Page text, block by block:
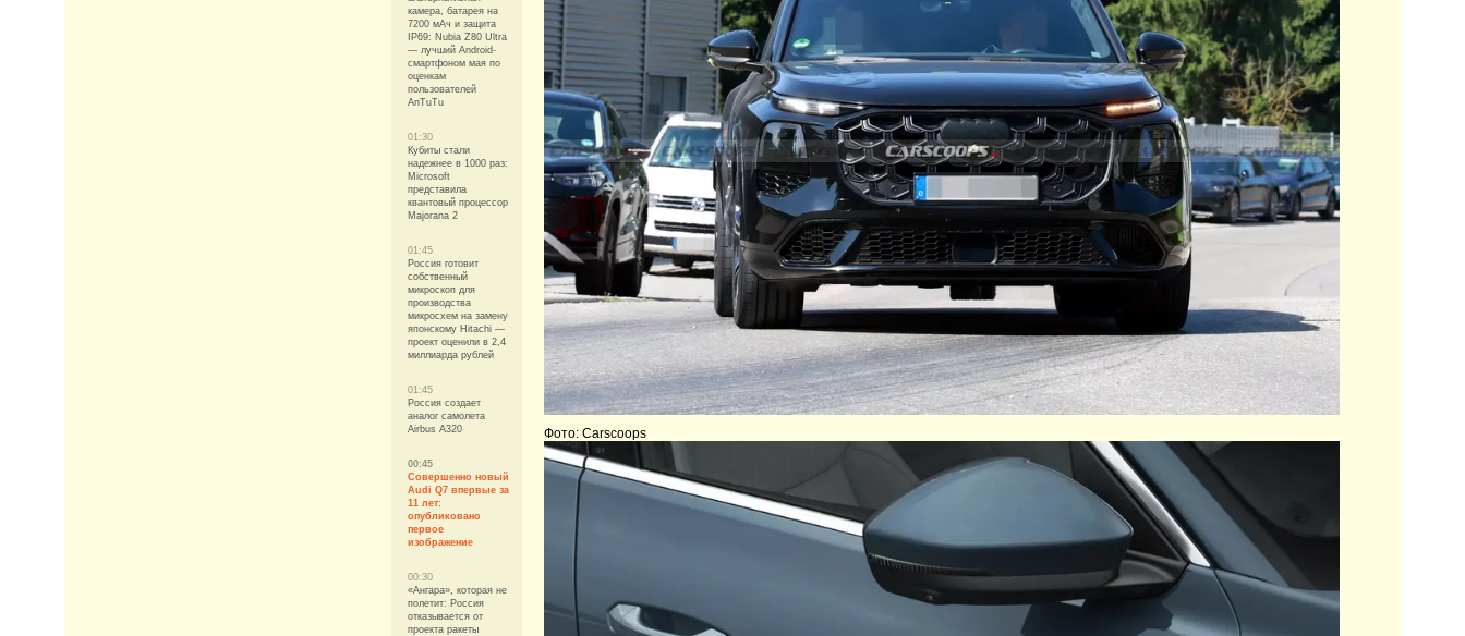
камера, батарея на
7200 мАч и защита
IP69: Nubia Z80 Ultra
— лучший Android-
смартфоном мая по
оценкам
пользователей
AnTuTu
01:30
Кубиты стали
надежнее в 1000 раз:
Microsoft
представила
квантовый процессор
Majorana 2
01:45
Россия готовит
собственный
микроскоп для
производства
микросхем на замену
японскому Hitachi —
проект оценили в 2,4
миллиарда рублей
01:45
Россия создает
аналог самолета
Airbus A320
00:45
Совершенно новый
Audi Q7 впервые за
11 лет:
опубликовано
первое
изображение
00:30
«Ангара», которая не
полетит: Россия
отказывается от
проекта ракеты
Фото: Carscoops